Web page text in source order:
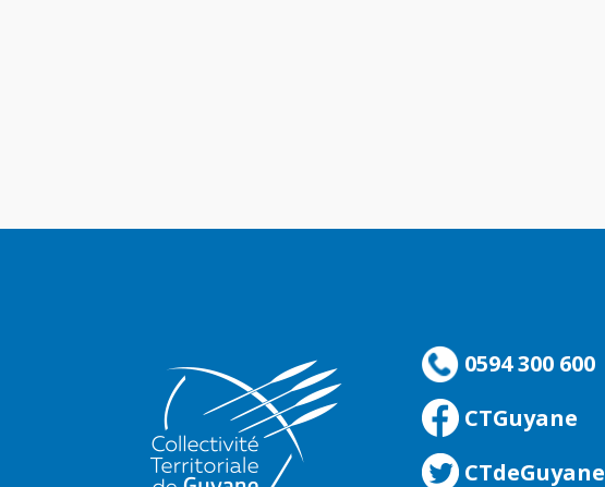
0594 300 600
CTGuyane
CTdeGuyane